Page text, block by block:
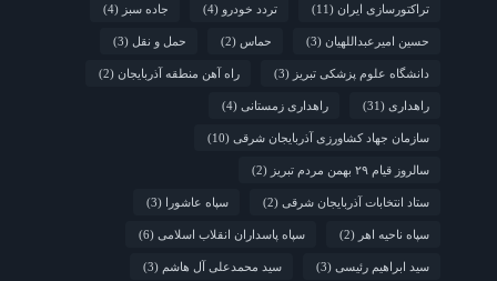
تراکتورسازی ایران (11) تردد خودرو (4) جاده سبز (4)
حسین امیرعبداللهیان (3) حماس (2) حمل و نقل (3)
دانشگاه علوم پزشکی تبریز (3) راه آهن منطقه آذربایجان (2)
راهداری (31) راهداری زمستانی (4)
سازمان جهاد کشاورزی آذربایجان شرقی (10)
سالروز قیام ۲۹ بهمن مردم تبریز (2)
ستاد انتخابات آذربایجان شرقی (2) سپاه عاشورا (3)
سپاه ناحیه اهر (2) سپاه پاسداران انقلاب اسلامی (6)
سید ابراهیم رئیسی (3) سید محمدعلی آل هاشم (3)